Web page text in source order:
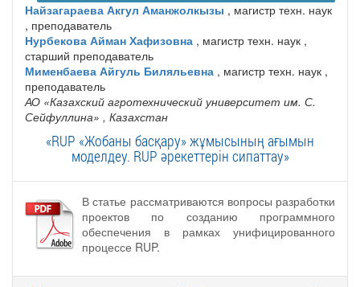
Найзагараева Акгул Аманжолкызы , магистр техн. наук
, преподаватель
Нурбекова Айман Хафизовна , магистр техн. наук ,
старший преподаватель
Мименбаева Айгуль Биляльевна , магистр техн. наук ,
преподаватель
АО «Казахский агротехнический университет им. С.
Сейфуллина» , Казахстан
«RUP «Жобаны басқару» жұмысының ағымын
моделдеу. RUP әрекеттерін сипаттау»
В статье рассматриваются вопросы разработки
проектов по созданию программного
обеспечения в рамках унифицированного
процессе RUP.